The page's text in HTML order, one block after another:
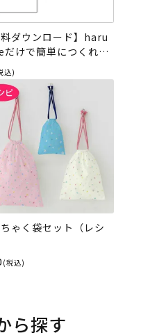
料ダウンロード】haru
けで簡単につくれる
とコースター
込)
ゃく袋セット（レシ
(税込)
ら探す